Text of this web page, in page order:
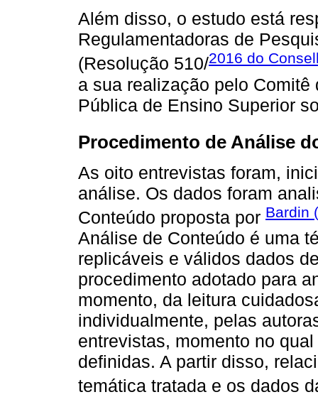
Além disso, o estudo está
Regulamentadoras de
(Resolução 510/2016 do
a sua realização pelo
Pública de Ensino Superior
Procedimento de Análise
As oito entrevistas foram,
análise. Os dados foram
Conteúdo proposta por Bardin
Análise de Conteúdo é uma
replicáveis e válidos dados
procedimento adotado para
momento, da leitura
individualmente, pelas
entrevistas, momento no
definidas. A partir disso,
temática tratada e os dados